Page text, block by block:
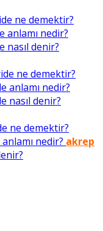
ne demektir?
anlamı nedir?
nasıl denir?
ne demektir?
anlamı nedir?
nasıl denir?
ne demektir?
nedir? akrep